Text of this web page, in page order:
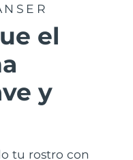
el
y
tu rostro con